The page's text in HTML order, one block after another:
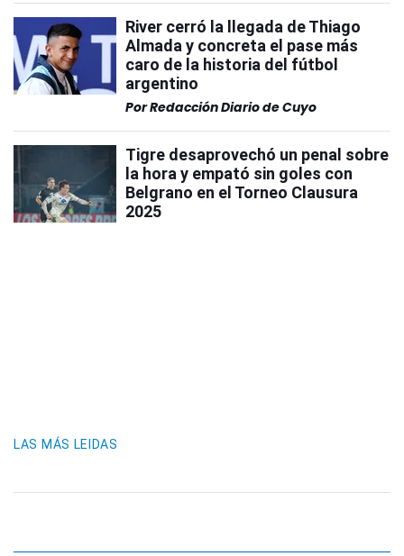
River cerró la llegada de Thiago
Almada y concreta el pase más
caro de la historia del fútbol
argentino
PorRedacción Diario de Cuyo
Tigre desaprovechó un penal sobre
la hora y empató sin goles con
Belgrano en el Torneo Clausura
2025
LAS MÁS LEIDAS